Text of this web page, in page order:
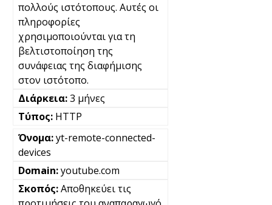
πολλούς ιστότοπους. Αυτές οι
πληροφορίες
χρησιμοποιούνται για τη
βελτιστοποίηση της
συνάφειας της διαφήμισης
στον ιστότοπο.
3 μήνες
HTTP
yt-remote-connected-
devices
youtube.com
Αποθηκεύει τις